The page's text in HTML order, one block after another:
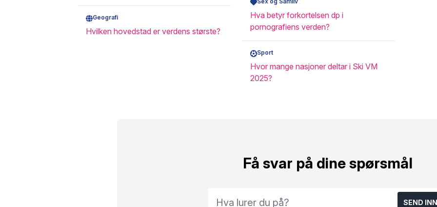
Geografi
Hvilken hovedstad er verdens største?
Hva betyr forkortelsen dp i
pornografiens verden?
Sport
Hvor mange nasjoner deltar i Ski VM
2025?
Få svar på dine spørsmål
SEND